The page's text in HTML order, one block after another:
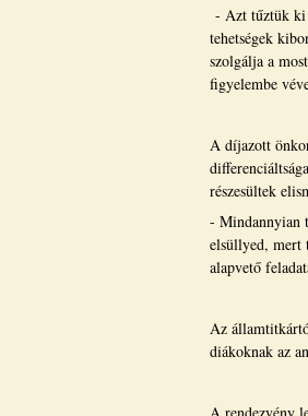
- Azt tűztük ki
tehetségek
szolgálja a
figyelembe
A díjazott
részesültek
- Mindannyian
elsüllyed, mert
alapvető
Az
diákoknak az